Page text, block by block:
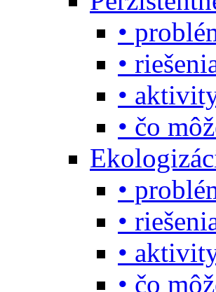
•
•
•
• čo
•
•
•
• čo